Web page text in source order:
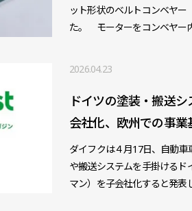
ット形状のベルトコンベヤー
た。 モーターをコンベヤー
2026.04.23
ドイツの塗装・搬送
会社化、欧州での事
ダイフクは４月17日、自動
や搬送システムを手掛けるド
マン）を子会社化すると発